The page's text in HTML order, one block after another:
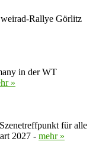
Rallye Görlitz
in der WT
»
für alle
2027 - mehr »